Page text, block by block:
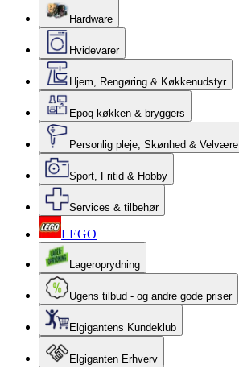
Hardware
Hvidevarer
Hjem, Rengøring & Køkkenudstyr
Epoq køkken & bryggers
Personlig pleje, Skønhed & Velvære
Sport, Fritid & Hobby
Services & tilbehør
LEGO
Lageroprydning
Ugens tilbud - og andre gode priser
Elgigantens Kundeklub
Elgiganten Erhverv